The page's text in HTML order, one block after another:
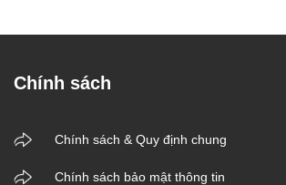
Chính sách
Chính sách & Quy định chung
Chính sách bảo mật thông tin